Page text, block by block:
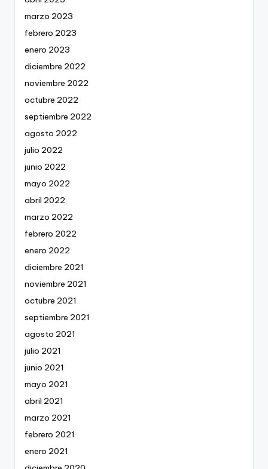
marzo 2023
febrero 2023
enero 2023
diciembre 2022
noviembre 2022
octubre 2022
septiembre 2022
agosto 2022
julio 2022
junio 2022
mayo 2022
abril 2022
marzo 2022
febrero 2022
enero 2022
diciembre 2021
noviembre 2021
octubre 2021
septiembre 2021
agosto 2021
julio 2021
junio 2021
mayo 2021
abril 2021
marzo 2021
febrero 2021
enero 2021